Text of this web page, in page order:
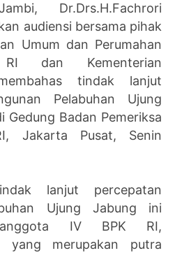
Dr.Drs.H.Fachrori
audiensi bersama pihak
Umum dan Perumahan
dan Kementerian
tindak lanjut
Pelabuhan Ujung
Badan Pemeriksa
Jakarta Pusat, Senin
lanjut percepatan
Ujung Jabung ini
IV BPK RI,
yang merupakan putra